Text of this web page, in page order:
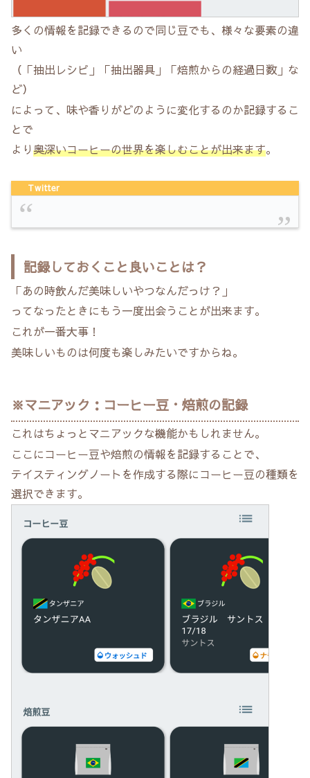
多くの情報を記録できるので同じ豆でも、様々な要素の違
い
（「抽出レシピ」「抽出器具」「焙煎からの経過日数」な
ど）
によって、味や香りがどのように変化するのか記録するこ
とで
より奥深いコーヒーの世界を楽しむことが出来ます。
Twitter
記録しておくこと良いことは？
「あの時飲んだ美味しいやつなんだっけ？」
ってなったときにもう一度出会うことが出来ます。
これが一番大事！
美味しいものは何度も楽しみたいですからね。
※マニアック：コーヒー豆・焙煎の記録
これはちょっとマニアックな機能かもしれません。
ここにコーヒー豆や焙煎の情報を記録することで、
テイスティングノートを作成する際にコーヒー豆の種類を
選択できます。